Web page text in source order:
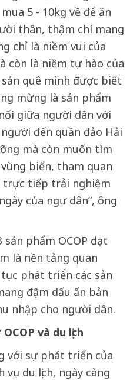
5 - 10kg về để ăn
thân, thậm chí mang
chỉ là niềm vui của
còn là niềm tự hào của
quê mình được biết
mừng là sản phẩm
giữa người dân với
đến quần đảo Hải
mà còn muốn tìm
biển, tham quan
trực tiếp trải nghiệm
của ngư dân”, ông
sản phẩm OCOP đạt
là nền tảng quan
phát triển các sản
đậm dấu ấn bản
nhập cho người dân.
và du lịch
với sự phát triển của
vụ du lịch, ngày càng